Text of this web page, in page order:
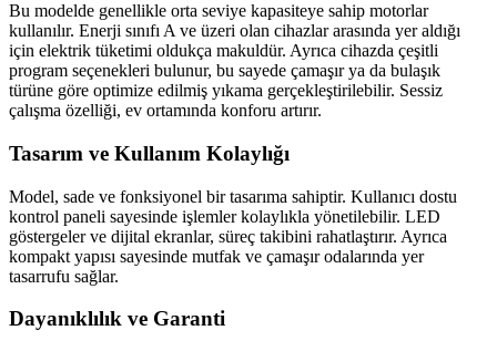
Bu modelde genellikle orta seviye kapasiteye sahip motorlar
kullanılır. Enerji sınıfı A ve üzeri olan cihazlar arasında yer aldığı
için elektrik tüketimi oldukça makuldür. Ayrıca cihazda çeşitli
program seçenekleri bulunur, bu sayede çamaşır ya da bulaşık
türüne göre optimize edilmiş yıkama gerçekleştirilebilir. Sessiz
çalışma özelliği, ev ortamında konforu artırır.
Tasarım ve Kullanım Kolaylığı
Model, sade ve fonksiyonel bir tasarıma sahiptir. Kullanıcı dostu
kontrol paneli sayesinde işlemler kolaylıkla yönetilebilir. LED
göstergeler ve dijital ekranlar, süreç takibini rahatlaştırır. Ayrıca
kompakt yapısı sayesinde mutfak ve çamaşır odalarında yer
tasarrufu sağlar.
Dayanıklılık ve Garanti